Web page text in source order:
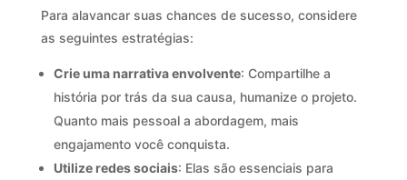
Para alavancar suas chances de sucesso, considere
as seguintes estratégias:
Crie uma narrativa envolvente: Compartilhe a
história por trás da sua causa, humanize o projeto.
Quanto mais pessoal a abordagem, mais
engajamento você conquista.
Utilize redes sociais: Elas são essenciais para